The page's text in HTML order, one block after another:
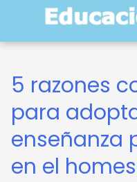
5 razones
para
enseñanza
en el